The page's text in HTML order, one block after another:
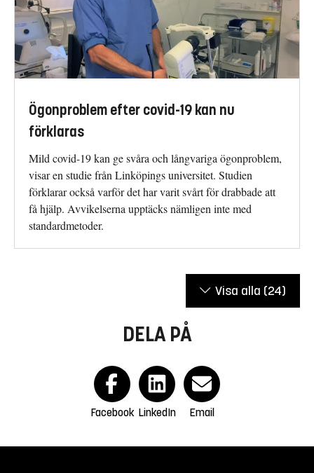
Ögonproblem efter covid-19 kan nu
förklaras
Mild covid-19 kan ge svåra och långvariga ögonproblem,
visar en studie från Linköpings universitet. Studien
förklarar också varför det har varit svårt för drabbade att
få hjälp. Avvikelserna upptäcks nämligen inte med
standardmetoder.
Visa alla (24)
DELA PÅ
Facebook LinkedIn Email